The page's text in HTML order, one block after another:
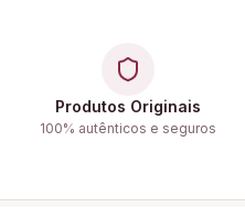
Produtos Originais
100% autênticos e seguros